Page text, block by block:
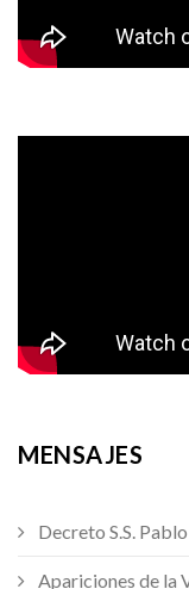
MENSAJES
Decreto S.S.
Apariciones de la